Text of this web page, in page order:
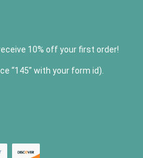
10% off your first order!
“145” with your form id).